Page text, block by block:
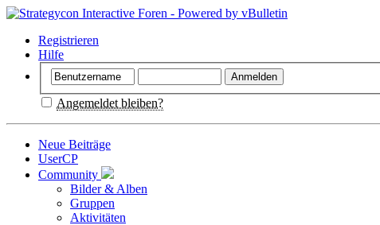
Registrieren
Hilfe
Angemeldet bleiben?
Neue Beiträge
UserCP
Community
Bilder & Alben
Gruppen
Aktivitäten